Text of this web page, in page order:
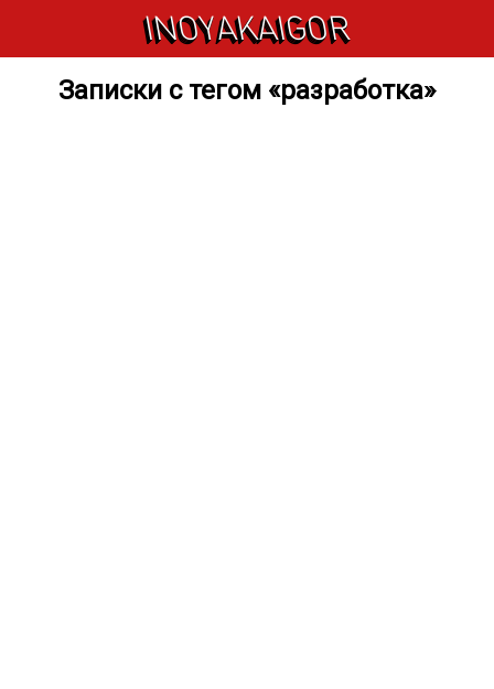
INOYAKAIGOR
Записки с тегом «разработка»